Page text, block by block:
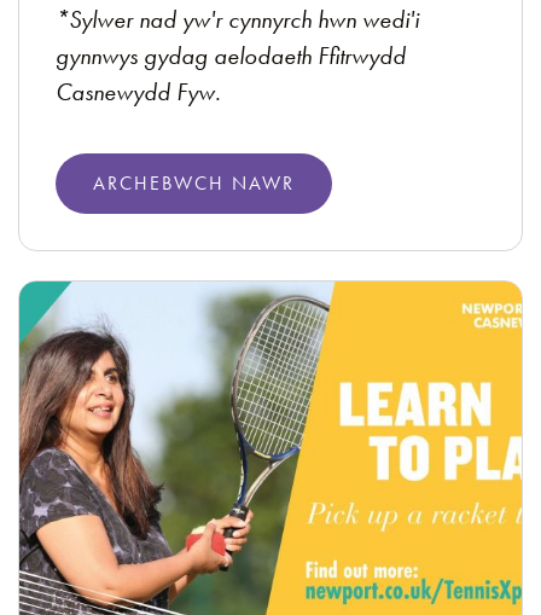
*Sylwer nad yw'r cynnyrch hwn wedi'i
gynnwys gydag aelodaeth Ffitrwydd
Casnewydd Fyw.
ARCHEBWCH NAWR